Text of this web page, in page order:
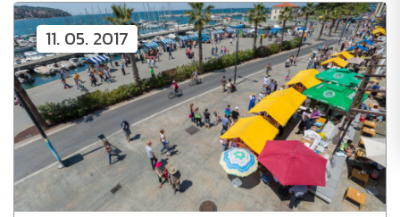
11. 05. 2017